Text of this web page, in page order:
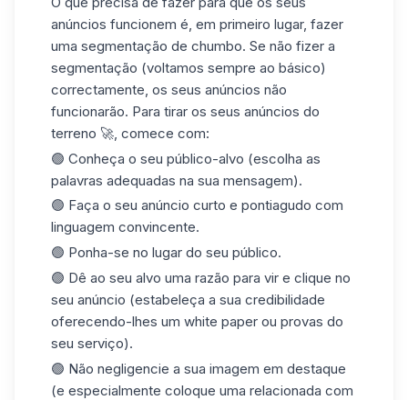
anúncios funcionem é, em primeiro lugar, fazer
uma segmentação de chumbo. Se não fizer a
segmentação (voltamos sempre ao básico)
correctamente, os seus anúncios não
funcionarão. Para tirar os seus anúncios do
terreno 🚀, comece com:
🟢 Conheça o seu público-alvo (escolha as
palavras adequadas na sua mensagem).
🟢 Faça o seu anúncio curto e pontiagudo com
linguagem convincente.
🟢 Ponha-se no lugar do seu público.
🟢 Dê ao seu alvo uma razão para vir e clique no
seu anúncio (estabeleça a sua credibilidade
oferecendo-lhes um white paper ou provas do
seu serviço).
🟢 Não negligencie a sua imagem em destaque
(e especialmente coloque uma relacionada com